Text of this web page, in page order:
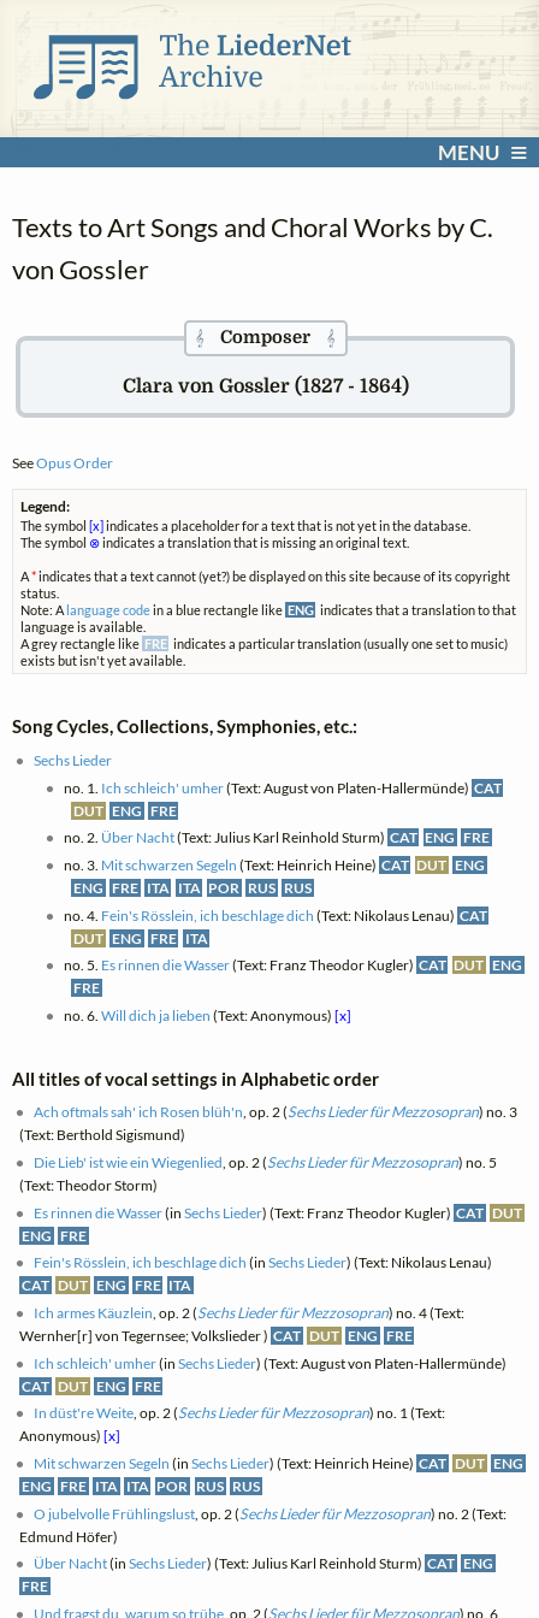
MENU
Texts to Art Songs and Choral Works by C.
von Gossler
𝄞Composer 𝄞
Clara von Gossler (1827 - 1864)
SeeOpus Order
Legend:
The symbol[x]indicates a placeholder for a text that is not yet in the database.
The symbol ⊗indicates a translation that is missing an original text.
A*indicates that a text cannot (yet?) be displayed on this site because of its copyright
status.
Note: A language codein a blue rectangle like ENG indicates that a translation to that
language is available.
A grey rectangle like FRE indicates a particular translation (usually one set to music)
exists but isn't yet available.
Song Cycles, Collections, Symphonies, etc.:
Sechs Lieder
no. 1. Ich schleich' umher(Text: August von Platen-Hallermünde) CAT
DUT ENG FRE
no. 2. Über Nacht(Text: Julius Karl Reinhold Sturm) CAT ENG FRE
no. 3. Mit schwarzen Segeln (Text: Heinrich Heine) CAT DUT ENG
ENG FRE ITA ITA POR RUS RUS
no. 4. Fein's Rösslein, ich beschlage dich (Text: Nikolaus Lenau) CAT
DUT ENG FRE ITA
no. 5. Es rinnen die Wasser(Text: Franz Theodor Kugler) CAT DUT ENG
FRE
no. 6. Will dich ja lieben (Text: Anonymous) [x]
All titles of vocal settings in Alphabetic order
Ach oftmals sah' ich Rosen blüh'n, op. 2 (Sechs Lieder für Mezzosopran) no. 3
(Text: Berthold Sigismund)
Die Lieb' ist wie ein Wiegenlied , op. 2 (Sechs Lieder für Mezzosopran) no. 5
(Text: Theodor Storm)
Es rinnen die Wasser(inSechs Lieder) (Text: Franz Theodor Kugler) CAT DUT
ENG FRE
Fein's Rösslein, ich beschlage dich (inSechs Lieder) (Text: Nikolaus Lenau)
CAT DUT ENG FRE ITA
Ich armes Käuzlein , op. 2 (Sechs Lieder für Mezzosopran) no. 4 (Text:
Wernher[r] von Tegernsee; Volkslieder ) CAT DUT ENG FRE
Ich schleich' umher(inSechs Lieder) (Text: August von Platen-Hallermünde)
CAT DUT ENG FRE
In düst're Weite, op. 2 (Sechs Lieder für Mezzosopran) no. 1 (Text:
Anonymous)[x]
Mit schwarzen Segeln (inSechs Lieder) (Text: Heinrich Heine) CAT DUT ENG
ENG FRE ITA ITA POR RUS RUS
O jubelvolle Frühlingslust , op. 2 (Sechs Lieder für Mezzosopran) no. 2 (Text:
Edmund Höfer)
Über Nacht(inSechs Lieder) (Text: Julius Karl Reinhold Sturm) CAT ENG
FRE
Und fragst du, warum so trübe , op. 2 (Sechs Lieder für Mezzosopran) no. 6